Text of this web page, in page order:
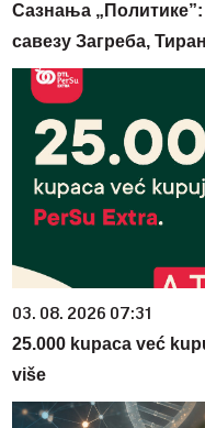
Сазнања
савезу Загреба,
03. 08. 2026 07:31
25.000 kupaca već
više